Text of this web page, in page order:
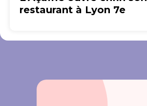
restaurant à Lyon 7e